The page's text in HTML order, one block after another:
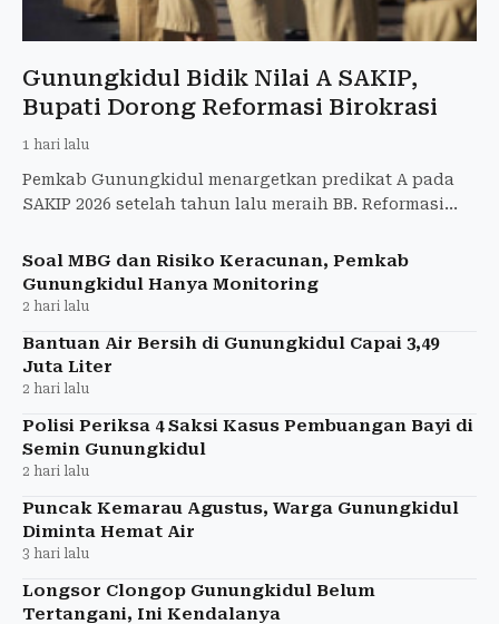
Gunungkidul Bidik Nilai A SAKIP,
Bupati Dorong Reformasi Birokrasi
1 hari lalu
Pemkab Gunungkidul menargetkan predikat A pada
SAKIP 2026 setelah tahun lalu meraih BB. Reformasi
Soal MBG dan Risiko Keracunan, Pemkab
Gunungkidul Hanya Monitoring
2 hari lalu
Bantuan Air Bersih di Gunungkidul Capai 3,49
Juta Liter
2 hari lalu
Polisi Periksa 4 Saksi Kasus Pembuangan Bayi di
Semin Gunungkidul
2 hari lalu
Puncak Kemarau Agustus, Warga Gunungkidul
Diminta Hemat Air
3 hari lalu
Longsor Clongop Gunungkidul Belum
Tertangani, Ini Kendalanya